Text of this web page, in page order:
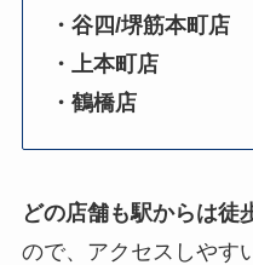
・谷四/堺筋本町店
・上本町店
・鶴橋店
どの店舗も駅からは徒
ので、アクセスしやす